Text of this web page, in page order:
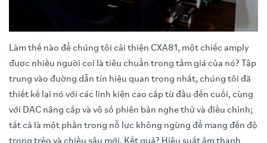
Làm thế nào để chúng tôi cải thiện CXA81, một chiếc amply
được nhiều người coi là tiêu chuẩn trong tầm giá của nó? Tập
trung vào đường dẫn tín hiệu quan trọng nhất, chúng tôi đã
thiết kế lại nó với các linh kiện cao cấp từ đầu đến cuối, cùng
với DAC nâng cấp và vô số phiên bản nghe thử và điều chỉnh;
tất cả là một phần trong nỗ lực không ngừng để mang đến độ